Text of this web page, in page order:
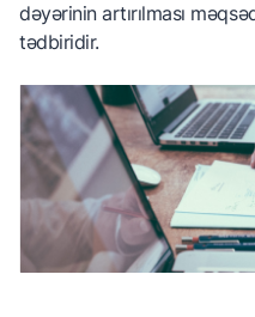
dəyərinin artırılması
tədbiridir.